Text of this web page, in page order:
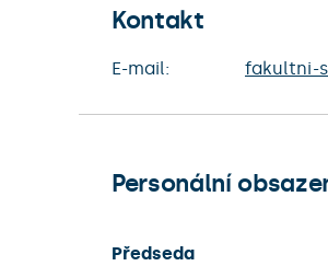
Kontakt
E-mail: fakultni-
Personální
Předseda